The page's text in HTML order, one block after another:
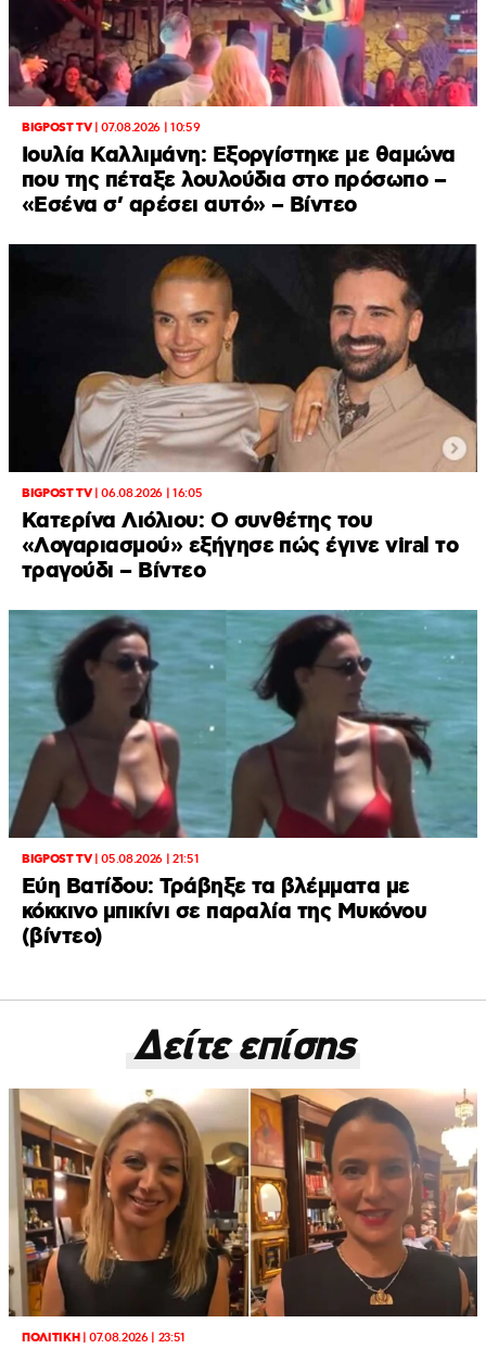
BIGPOST TV|07.08.2026 | 10:59
Ιουλία Καλλιμάνη: Εξοργίστηκε με θαμώνα
που της πέταξε λουλούδια στο πρόσωπο –
«Εσένα σ’ αρέσει αυτό» – Βίντεο
BIGPOST TV|06.08.2026 | 16:05
Κατερίνα Λιόλιου: Ο συνθέτης του
«Λογαριασμού» εξήγησε πώς έγινε viral το
τραγούδι – Βίντεο
BIGPOST TV|05.08.2026 | 21:51
Εύη Βατίδου: Τράβηξε τα βλέμματα με
κόκκινο μπικίνι σε παραλία της Μυκόνου
(βίντεο)
Δείτε επίσης
ΠΟΛΙΤΙΚΗ|07.08.2026 | 23:51